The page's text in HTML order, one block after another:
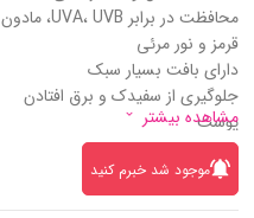
محافظت در برابر UVA، UVB، مادون
قرمز و نور مرئی
دارای بافت بسیار سبک
جلوگیری از سفیدک و برق افتادن
پوست
آبرسان و مرطوب کننده
ضد آلودگی هوا و رادیکال های آزاد
فاقد پارابن و ترکیبات آسیب رسان
مشاهده بیشتر
موجود شد خبرم کنید